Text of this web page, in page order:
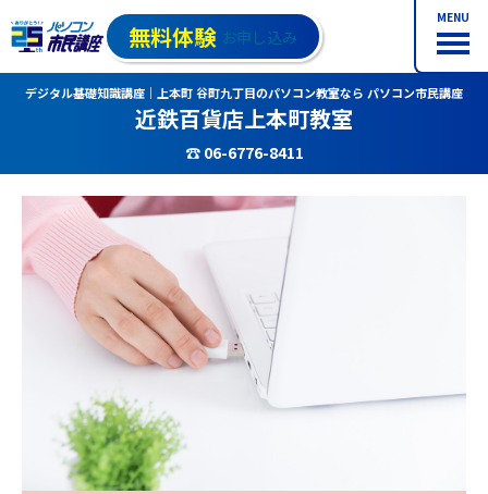
MENU
無料体験 お申し込み
デジタル基礎知識講座｜上本町 谷町九丁目のパソコン教室なら パソコン市民講座
近鉄百貨店上本町教室
☎ 06-6776-8411